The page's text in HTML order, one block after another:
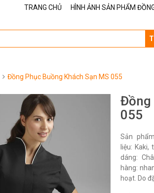
TRANG CHỦ HÌNH ẢNH SẢN PHẨM
Đồng Phục Buồng Khách Sạn MS 055
Đồng
055
Sản
liệu:
dáng:
hàng:
hoạt. Do